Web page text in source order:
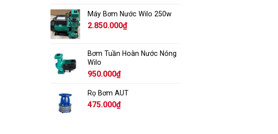
Máy Bơm Nước Wilo 250w
2.850.000₫
Bơm Tuần Hoàn Nước Nóng
Wilo
950.000₫
Rọ Bơm AUT
475.000₫